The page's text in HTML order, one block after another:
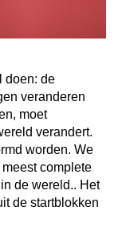
doen: de
veranderen
moet
verandert.
worden. We
complete
de wereld.. Het
de startblokken